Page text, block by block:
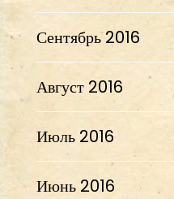
Сентябрь 2016
Август 2016
Июль 2016
Июнь 2016